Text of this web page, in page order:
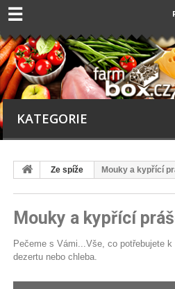
☰
KATEGORIE
Ze spíže Mouky a kypřící
Mouky a kypřící
Pečeme s Vámi...Vše, co potřebujete
dezertu nebo chleba.